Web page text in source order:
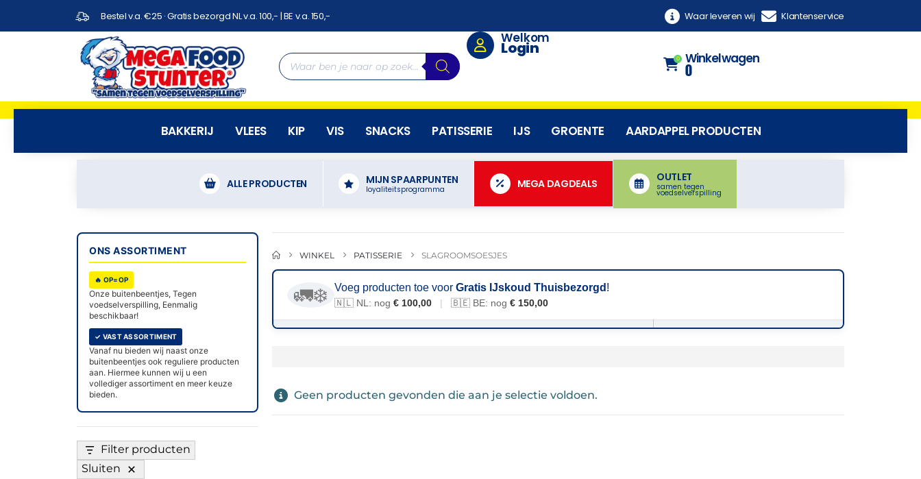
Bestel v.a. €25 · Gratis bezorgd NL v.a. 100,- | BE v.a. 150,- Waar leveren wij Klantenservice
Welkom
Login
0 Winkelwagen
0
BAKKERIJ VLEES KIP VIS SNACKS PATISSERIE IJS GROENTE AARDAPPEL PRODUCTEN
ALLE PRODUCTEN MIJN SPAARPUNTEN
loyaliteitsprogramma MEGA DAGDEALS
OUTLET
samen tegen
voedselverspilling
WINKEL PATISSERIE SLAGROOMSOESJES
🚛❄️ Voeg producten toe voor Gratis IJskoud Thuisbezorgd !
🇳🇱 NL: nog € 100,00 | 🇧🇪 BE: nog € 150,00
Geen producten gevonden die aan je selectie voldoen.
ONS ASSORTIMENT
🔥 OP=OP
Onze buitenbeentjes, Tegen
voedselverspilling, Eenmalig
beschikbaar!
✓ VAST ASSORTIMENT
Vanaf nu bieden wij naast onze
buitenbeentjes ook reguliere producten
aan. Hiermee kunnen wij u een
vollediger assortiment en meer keuze
bieden.
Filter producten
Sluiten